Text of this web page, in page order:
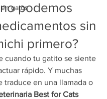
gatospodemos
sin
primero?
cuando tu gatito se siente
rápido. Y muchas
traduce en una llamada o
Best for Cats